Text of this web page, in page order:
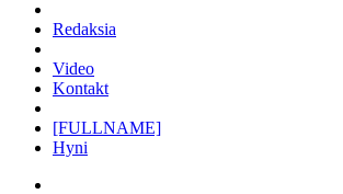
Redaksia
Video
Kontakt
[FULLNAME]
Hyni